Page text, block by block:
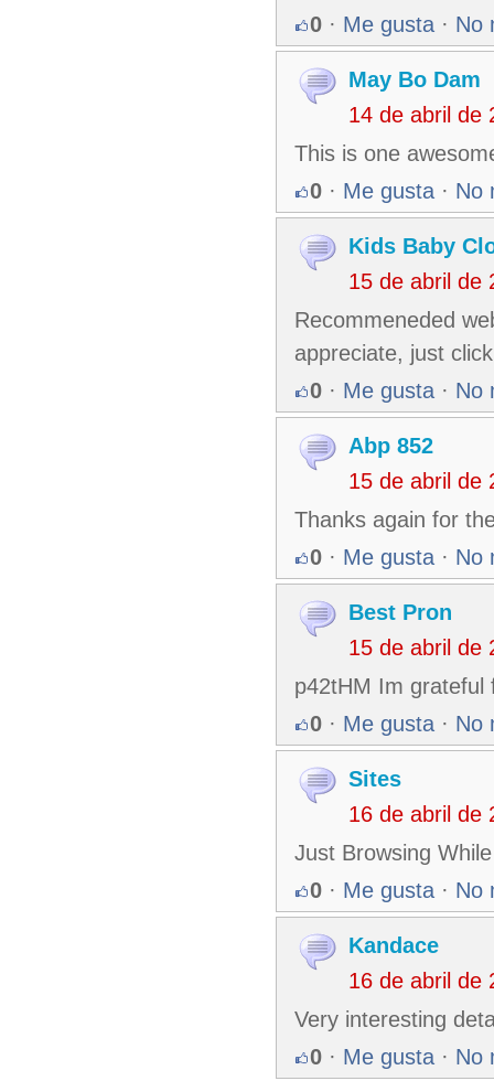
0 · Me gusta · No
May Bo Dam
14 de abril de
This is one
0 · Me gusta · No
Kids Baby
15 de abril de
Recommeneded
appreciate, just
0 · Me gusta · No
Abp 852
15 de abril de
Thanks again for
0 · Me gusta · No
Best Pron
15 de abril de
p42tHM Im grateful
0 · Me gusta · No
Sites
16 de abril de
Just Browsing
0 · Me gusta · No
Kandace
16 de abril de
Very interesting
0 · Me gusta · No